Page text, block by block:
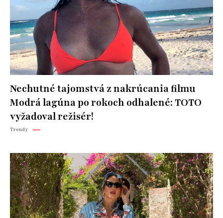
Nechutné tajomstvá z nakrúcania filmu
Modrá lagúna po rokoch odhalené: TOTO
vyžadoval režisér!
Trendy